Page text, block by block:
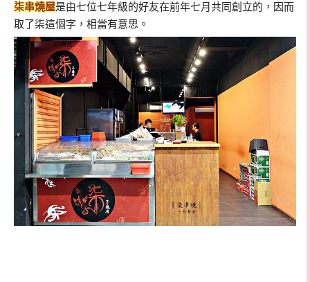
柒串燒屋是由七位七年級的好友在前年七月共同創立的，因而
取了柒這個字，相當有意思。